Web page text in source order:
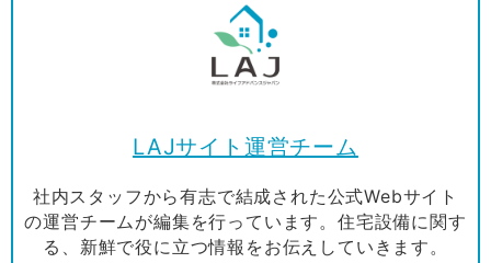
LAJサイト運営チーム
社内スタッフから有志で結成された公式Webサイト
の運営チームが編集を行っています。住宅設備に関す
る、新鮮で役に立つ情報をお伝えしていきます。